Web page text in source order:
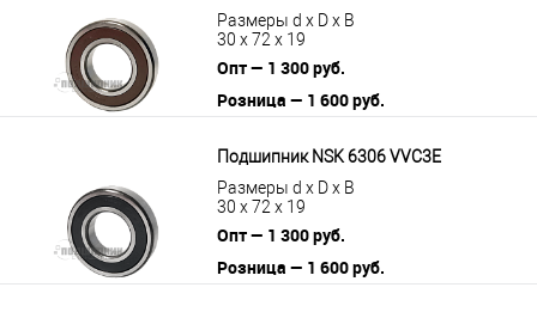
Размеры d x D x B
30 x 72 x 19
Опт — 1 300 руб.
Розница — 1 600 руб.
Подшипник NSK 6306 VVC3E
Размеры d x D x B
30 x 72 x 19
Опт — 1 300 руб.
Розница — 1 600 руб.